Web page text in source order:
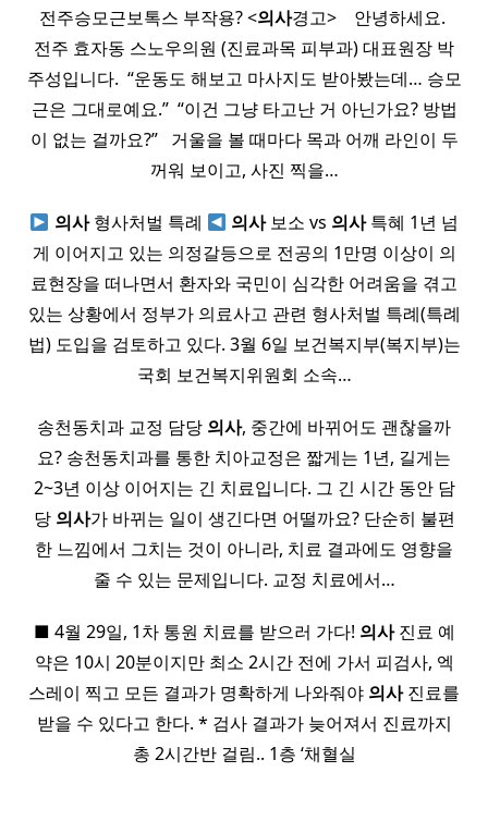
​ 전주승모근보톡스 부작용? <의사경고> ​ ​ ​ 안녕하세요. ​ ​
전주 효자동 스노우의원 (진료과목 피부과) 대표원장 박
주성입니다. ​ “운동도 해보고 마사지도 받아봤는데… 승모
근은 그대로예요.” ​ “이건 그냥 타고난 거 아닌가요? 방법
이 없는 걸까요?” ​ ​ 거울을 볼 때마다 목과 어깨 라인이 두
꺼워 보이고, 사진 찍을…
의사형사처벌 특례 의사보소 vs 의사특혜 1년 넘
게 이어지고 있는 의정갈등으로 전공의 1만명 이상이 의
료현장을 떠나면서 환자와 국민이 심각한 어려움을 겪고
있는 상황에서 정부가 의료사고 관련 형사처벌 특례(특례
법) 도입을 검토하고 있다. 3월 6일 보건복지부(복지부)는
국회 보건복지위원회 소속…
송천동치과 교정 담당 의사, 중간에 바뀌어도 괜찮을까
요? 송천동치과를 통한 치아교정은 짧게는 1년, 길게는
2~3년 이상 이어지는 긴 치료입니다. 그 긴 시간 동안 담
당 의사가 바뀌는 일이 생긴다면 어떨까요? 단순히 불편
한 느낌에서 그치는 것이 아니라, 치료 결과에도 영향을
줄 수 있는 문제입니다. 교정 치료에서…
■ 4월 29일, 1차 통원 치료를 받으러 가다! 의사진료 예
약은 10시 20분이지만 최소 2시간 전에 가서 피검사, 엑
스레이 찍고 모든 결과가 명확하게 나와줘야 의사진료를
받을 수 있다고 한다. * 검사 결과가 늦어져서 진료까지
총 2시간반 걸림.. 1층 ‘채혈실